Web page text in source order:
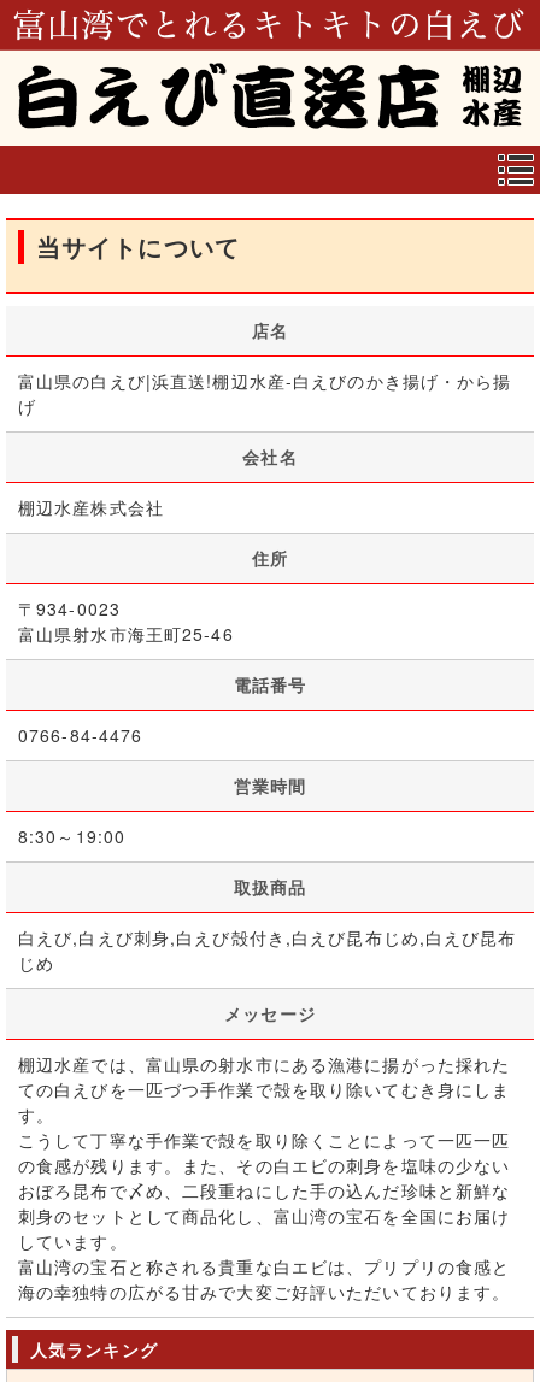
当サイトについて
店名
富山県の白えび|浜直送!棚辺水産-白えびのかき揚げ・から揚
げ
会社名
棚辺水産株式会社
住所
〒934-0023
富山県射水市海王町25-46
電話番号
0766-84-4476
営業時間
8:30～19:00
取扱商品
白えび,白えび刺身,白えび殻付き,白えび昆布じめ,白えび昆布
じめ
メッセージ
棚辺水産では、富山県の射水市にある漁港に揚がった採れた
ての白えびを一匹づつ手作業で殻を取り除いてむき身にしま
す。
こうして丁寧な手作業で殻を取り除くことによって一匹一匹
の食感が残ります。また、その白エビの刺身を塩味の少ない
おぼろ昆布で〆め、二段重ねにした手の込んだ珍味と新鮮な
刺身のセットとして商品化し、富山湾の宝石を全国にお届け
しています。
富山湾の宝石と称される貴重な白エビは、プリプリの食感と
海の幸独特の広がる甘みで大変ご好評いただいております。
人気ランキング